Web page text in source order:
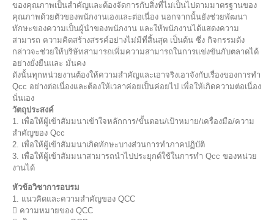
ของคุณภาพเป็นสำคัญและต้องจัดการกับสิ่งที่ไม่เป็นไปตามมาตรฐานของ
คุณภาพด้วยตัวของพนักงานเองและต่อเนื่อง นอกจากนั้นยังช่วยพัฒนา
ทักษะของความเป็นผู้นำของพนักงาน และให้พนักงานได้แสดงความ
สามารถ ความคิดสร้างสรรค์อย่างไม่มีที่สิ้นสุด เป็นต้น ซึ่ง กิจกรรมดัง
กล่าวจะช่วยให้บริษัทสามารถเพิ่มความสามารถในการแข่งขันกับตลาดได้
อย่างยั่งยืนและ มั่นคง
ดังนั้นทุกหน่วยงานต้องให้ความสำคัญและเอาจริงเอาจังกับเรื่องของการทำ
Qcc อย่างต่อเนื่องและต้องให้เวลาค่อยเป็นค่อยไป เพื่อให้เกิดความต่อเนื่อง
นั่นเอง
วัตถุประสงค์
1. เพื่อให้ผู้เข้าสัมมนาเข้าใจหลักการ/ขั้นตอน/เป้าหมาย/เครื่องมือ/ความ
สำคัญของ Qcc
2. เพื่อให้ผู้เข้าสัมมนาเกิดทักษะบางส่วนการทำภาคปฏิบัติ
3. เพื่อให้ผู้เข้าสัมมนาสามารถนำไปประยุกต์ใช้ในการทำ Qcc ของหน่วย
งานได้
หัวข้อวิชาการอบรม
1. แนวคิดและความสำคัญของ QCC
 ความหมายของ QCC